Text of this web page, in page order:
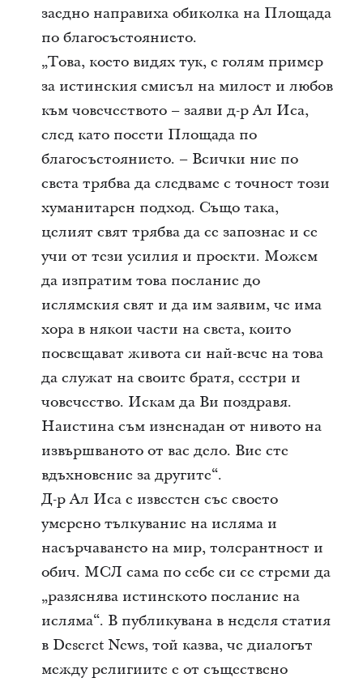
заедно направиха обиколка на Площада
по благосъстоянието.
„Това, което видях тук, е голям пример
за истинския смисъл на милост и любов
към човечеството – заяви д-р Ал Иса,
след като посети Площада по
благосъстоянието. – Всички ние по
света трябва да следваме с точност този
хуманитарен подход. Също така,
целият свят трябва да се запознае и се
учи от тези усилия и проекти. Можем
да изпратим това послание до
ислямския свят и да им заявим, че има
хора в някои части на света, които
посвещават живота си най-вече на това
да служат на своите братя, сестри и
човечество. Искам да Ви поздравя.
Наистина съм изненадан от нивото на
извършваното от вас дело. Вие сте
вдъхновение за другите“.
Д-р Ал Иса е известен със своето
умерено тълкувание на исляма и
насърчаването на мир, толерантност и
обич. МСЛ сама по себе си се стреми да
„разяснява истинското послание на
исляма“. В публикувана в неделя статия
в Deseret News, той казва, че диалогът
между религиите е от съществено